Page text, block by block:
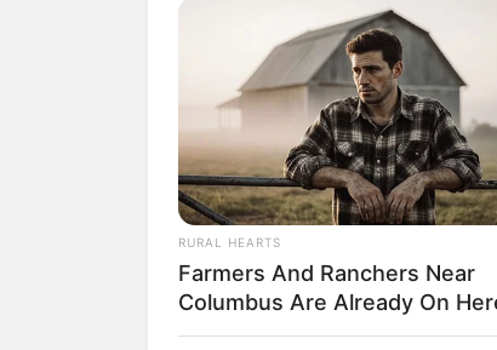
RURAL HEARTS
Farmers And Ranchers Near
Columbus Are Already On